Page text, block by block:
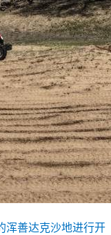
浑善达克沙地进行开